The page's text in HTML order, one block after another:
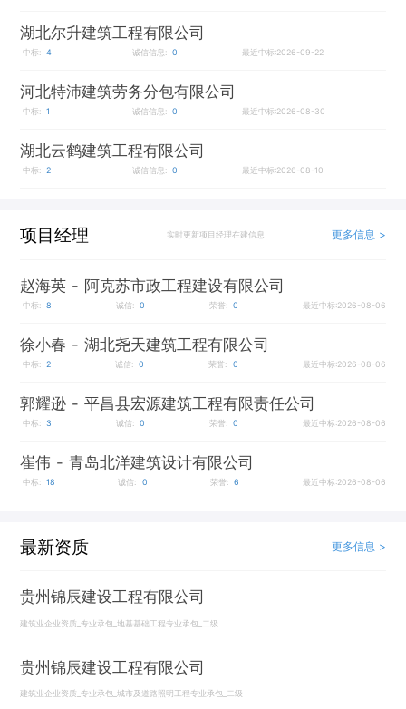
湖北尔升建筑工程有限公司
中标: 4 诚信信息: 0 最近中标:2026-09-22
河北特沛建筑劳务分包有限公司
中标: 1 诚信信息: 0 最近中标:2026-08-30
湖北云鹤建筑工程有限公司
中标: 2 诚信信息: 0 最近中标:2026-08-10
项目经理 实时更新项目经理在建信息 更多信息 >
赵海英 - 阿克苏市政工程建设有限公司
中标: 8 诚信: 0 荣誉: 0 最近中标:2026-08-06
徐小春 - 湖北尧天建筑工程有限公司
中标: 2 诚信: 0 荣誉: 0 最近中标:2026-08-06
郭耀逊 - 平昌县宏源建筑工程有限责任公司
中标: 3 诚信: 0 荣誉: 0 最近中标:2026-08-06
崔伟 - 青岛北洋建筑设计有限公司
中标: 18 诚信: 0 荣誉: 6 最近中标:2026-08-06
最新资质 更多信息 >
贵州锦辰建设工程有限公司
建筑业企业资质_专业承包_地基基础工程专业承包_二级
贵州锦辰建设工程有限公司
建筑业企业资质_专业承包_城市及道路照明工程专业承包_二级